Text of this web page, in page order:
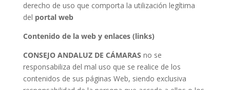
derecho de uso que comporta la utilización legítima
del portal web
Contenido de la web y enlaces (links)
CONSEJO ANDALUZ DE CÁMARAS no se
responsabiliza del mal uso que se realice de los
contenidos de sus páginas Web, siendo exclusiva